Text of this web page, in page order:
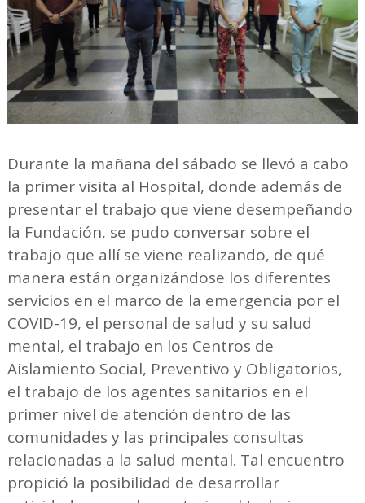
Durante la mañana del sábado se llevó a cabo
la primer visita al Hospital, donde además de
presentar el trabajo que viene desempeñando
la Fundación, se pudo conversar sobre el
trabajo que allí se viene realizando, de qué
manera están organizándose los diferentes
servicios en el marco de la emergencia por el
COVID-19, el personal de salud y su salud
mental, el trabajo en los Centros de
Aislamiento Social, Preventivo y Obligatorios,
el trabajo de los agentes sanitarios en el
primer nivel de atención dentro de las
comunidades y las principales consultas
relacionadas a la salud mental. Tal encuentro
propició la posibilidad de desarrollar